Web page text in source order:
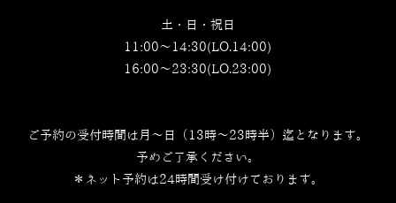
土・日・祝日
11:00～14:30(LO.14:00)
16:00～23:30(LO.23:00)
ご予約の受付時間は月～日（13時～23時半）迄となります。
予めご了承ください。
＊ネット予約は24時間受け付けております。